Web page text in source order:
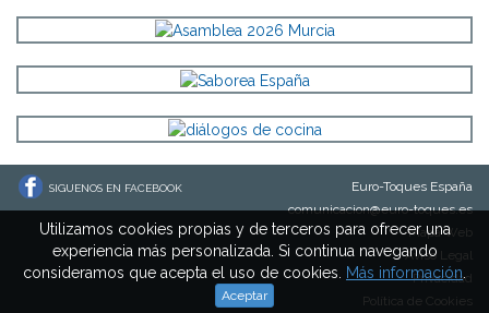
SIGUENOS EN FACEBOOK
Euro-Toques España
comunicacion@euro-toques.es
Mapa Web
Aviso Legal
Privacidad
Política de Cookies
Utilizamos cookies propias y de terceros para ofrecer una
experiencia más personalizada. Si continua navegando
consideramos que acepta el uso de cookies.
Más información
Aceptar